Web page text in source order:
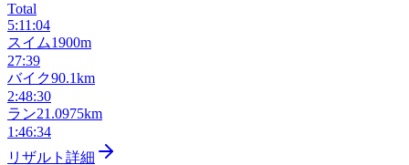
Total
5:11:04
スイム1900m
27:39
バイク90.1km
2:48:30
ラン21.0975km
1:46:34
リザルト詳細